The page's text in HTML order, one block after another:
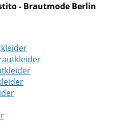
- Brautmode Berlin